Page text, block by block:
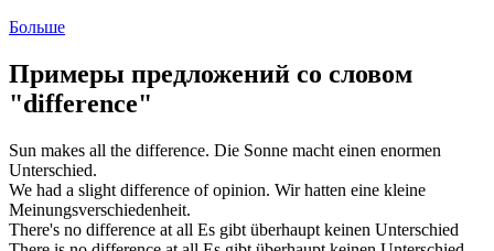
Больше
Примеры предложений со словом
"difference"
Sun makes all the difference. Die Sonne macht einen enormen
Unterschied.
We had a slight difference of opinion. Wir hatten eine kleine
Meinungsverschiedenheit.
There's no difference at all Es gibt überhaupt keinen Unterschied